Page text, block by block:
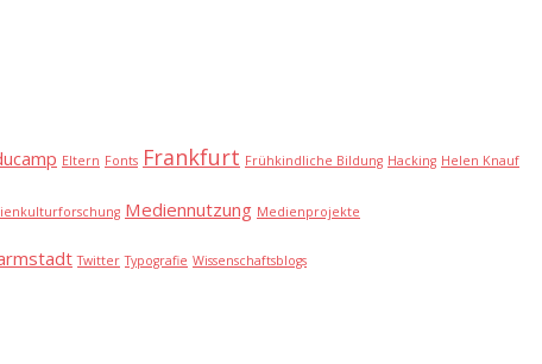
Eltern Fonts Frankfurt Frühkindliche Bildung Hacking Helen Knauf
Mediennutzung Medienprojekte
Twitter Typografie Wissenschaftsblogs